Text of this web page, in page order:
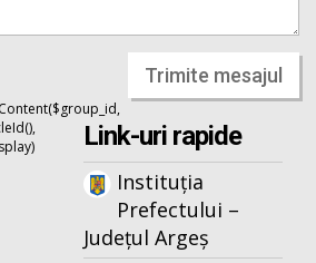
Trimite mesajul
Link-uri rapide
Instituția
Prefectului –
Județul Argeș